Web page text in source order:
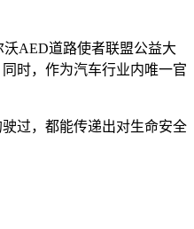
AED道路使者联盟公益大
时，作为汽车行业内唯一官
过，都能传递出对生命安全